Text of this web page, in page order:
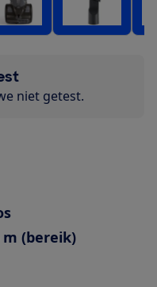
niet getest.
m (bereik)